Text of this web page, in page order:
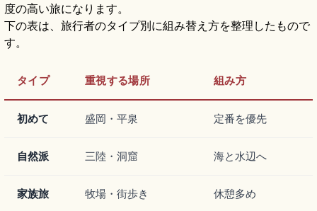
度の高い旅になります。
下の表は、旅行者のタイプ別に組み替え方を整理したもので
す。
タイプ 重視する場所 組み方
初めて 盛岡・平泉 定番を優先
自然派 三陸・洞窟 海と水辺へ
家族旅 牧場・街歩き 休憩多め